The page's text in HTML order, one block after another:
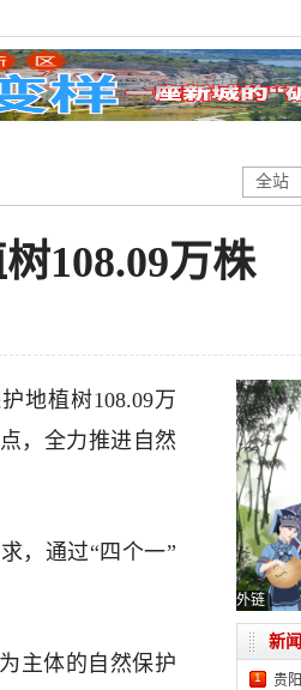
全站
108.09万株
地植树108.09万
，全力推进自然
，通过“四个一”
主体的自然保护
外链
新
1 贵